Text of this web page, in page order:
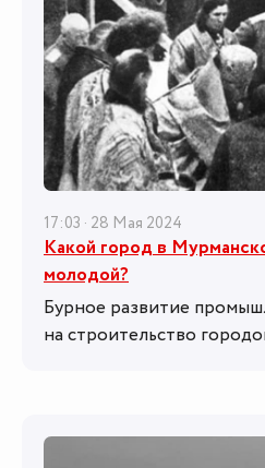
17:03 · 28 Мая 2024
Какой город в
молодой?
Бурное развитие
на строительство